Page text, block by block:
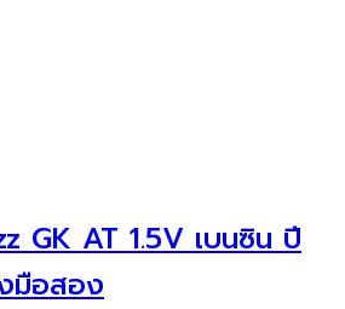
GK AT 1.5V เบนซิน ปี
มือสอง